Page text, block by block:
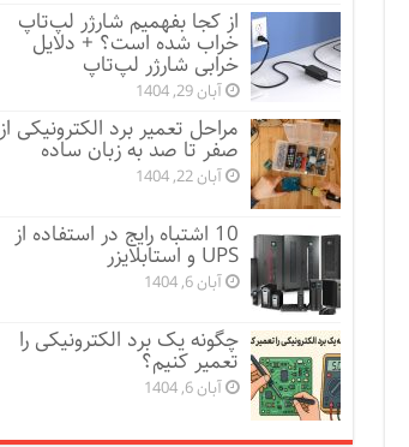
از کجا بفهمیم شارژر لپ‌تاپ
خراب شده است؟ + دلایل
خرابی شارژر لپ‌تاپ
آبان 29, 1404
مراحل تعمیر برد الکترونیکی از
صفر تا صد به زبان ساده
آبان 22, 1404
10 اشتباه رایج در استفاده از
UPS و استابلایزر
آبان 6, 1404
چگونه یک برد الکترونیکی را
تعمیر کنیم؟
آبان 6, 1404